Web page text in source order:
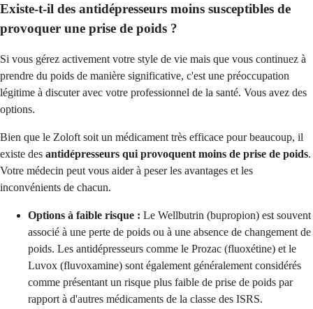
Existe-t-il des antidépresseurs moins susceptibles de
provoquer une prise de poids ?
Si vous gérez activement votre style de vie mais que vous continuez à
prendre du poids de manière significative, c'est une préoccupation
légitime à discuter avec votre professionnel de la santé. Vous avez des
options.
Bien que le Zoloft soit un médicament très efficace pour beaucoup, il
existe des antidépresseurs qui provoquent moins de prise de poids.
Votre médecin peut vous aider à peser les avantages et les
inconvénients de chacun.
Options à faible risque : Le Wellbutrin (bupropion) est souvent
associé à une perte de poids ou à une absence de changement de
poids. Les antidépresseurs comme le Prozac (fluoxétine) et le
Luvox (fluvoxamine) sont également généralement considérés
comme présentant un risque plus faible de prise de poids par
rapport à d'autres médicaments de la classe des ISRS.